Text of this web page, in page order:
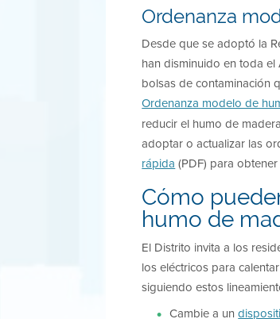
Ordenanza
Desde que se adoptó la
han disminuido en toda
bolsas de contaminación
Ordenanza modelo de
reducir el humo de
adoptar o actualizar las
rápida (PDF) para
Cómo
humo de
El Distrito invita a los
los eléctricos para
siguiendo estos
Cambie a un